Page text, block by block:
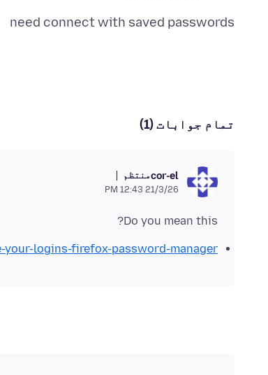
need connect with saved passwords
تمام جوابات (1)
cor-elمنتظم
21/3/26 12:43 PM
Do you mean this?
logins-firefox-password-manager